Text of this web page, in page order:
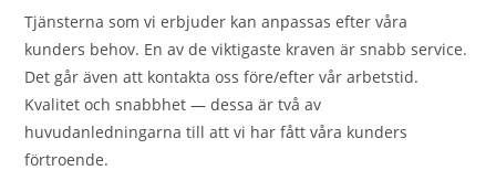
Tjänsterna som vi erbjuder kan anpassas efter våra
kunders behov. En av de viktigaste kraven är snabb service.
Det går även att kontakta oss före/efter vår arbetstid.
Kvalitet och snabbhet — dessa är två av
huvudanledningarna till att vi har fått våra kunders
förtroende.